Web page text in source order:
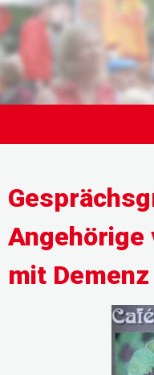
Angehörige
mit Demenz